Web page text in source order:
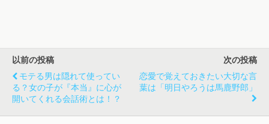
以前の投稿
モテる男は隠れて使ってい
る？女の子が『本当』に心が
開いてくれる会話術とは！？
次の投稿
恋愛で覚えておきたい大切な言
葉は「明日やろうは馬鹿野郎」